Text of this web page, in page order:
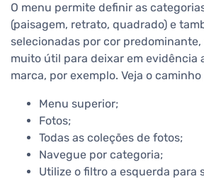
O menu permite definir as
(paisagem, retrato, quadrado) e
selecionadas por cor predominante,
muito útil para deixar em evidência
marca, por exemplo. Veja o
Menu superior;
Fotos;
Todas as coleções de fotos;
Navegue por categoria;
Utilize o filtro a esquerda para